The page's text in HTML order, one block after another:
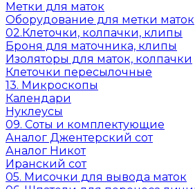
Метки для маток
Оборудование для метки маток
02.Клеточки, колпачки, клипы
Броня для маточника, клипы
Изоляторы для маток, колпачки
Клеточки пересылочные
13. Микроскопы
Календари
Нуклеусы
09. Соты и комплектующие
Аналог Джентерский сот
Аналог Никот
Иранский сот
05. Мисочки для вывода маток